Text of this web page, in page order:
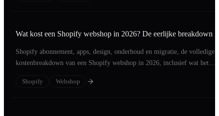
Wat kost een Shopify webshop in 2026? De eerlijke breakdown
Shopify abonnement, apps, design, onderhoud en migratie, de volledige
kostenbreakdown van een Shopify webshop in 2026, inclusief wat het
Shopify
Webshop